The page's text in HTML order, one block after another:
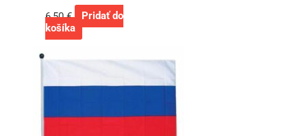
6,50€
Pridať do
košíka